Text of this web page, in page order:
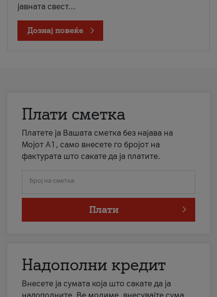
јавната свест...
Дознај повеќе
Плати сметка
Платете ја Вашата сметка без најава на
Мојот А1, само внесете го бројот на
фактурата што сакате да ја платите.
Број на сметка
Плати
Надополни кредит
Внесете ја сумата која што сакате да ја
надополните. Ве молиме, внесувајте сума